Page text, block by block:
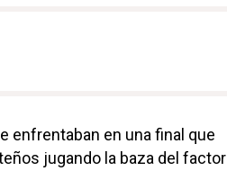
enfrentaban en una final que
jugando la baza del factor